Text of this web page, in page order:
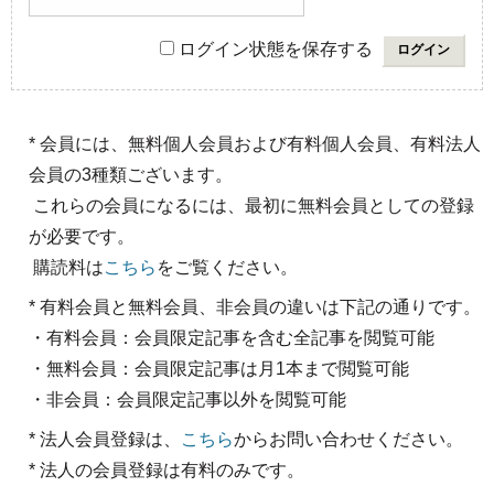
ログイン状態を保存する
* 会員には、無料個人会員および有料個人会員、有料法人
会員の3種類ございます。
これらの会員になるには、最初に無料会員としての登録
が必要です。
購読料はこちら をご覧ください。
* 有料会員と無料会員、非会員の違いは下記の通りです。
・有料会員：会員限定記事を含む全記事を閲覧可能
・無料会員：会員限定記事は月1本まで閲覧可能
・非会員：会員限定記事以外を閲覧可能
* 法人会員登録は、 こちらからお問い合わせください。
* 法人の会員登録は有料のみです。